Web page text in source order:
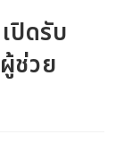
ปิดรับ
ช่วย